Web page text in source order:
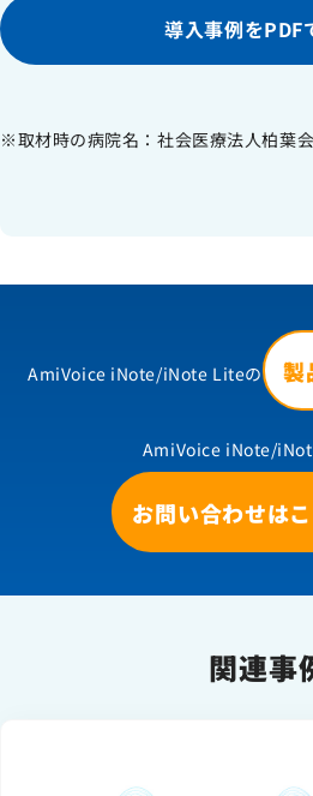
導入事例をPDF
※取材時の病院名：社会医療法人柏葉
AmiVoice iNote/iNote Liteの 製
AmiVoice iNote/
お問い合わせは
関連事